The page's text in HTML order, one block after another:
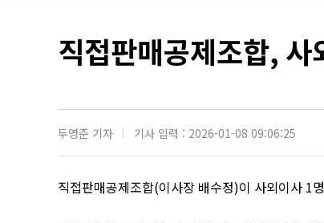
직접판매공제조합, 사
두영준 기자 기사 입력 : 2026-01-08 09:06:25
직접판매공제조합(이사장 배수정)이 사외이사 1